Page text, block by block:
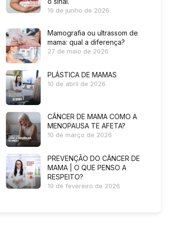
19 de junho de 2026
Mamografia ou ultrassom de
mama: qual a diferença?
27 de maio de 2026
PLÁSTICA DE MAMAS
10 de abril de 2026
CÂNCER DE MAMA COMO A
MENOPAUSA TE AFETA?
10 de março de 2026
PREVENÇÃO DO CÂNCER DE
MAMA | O QUE PENSO A
RESPEITO?
19 de fevereiro de 2026